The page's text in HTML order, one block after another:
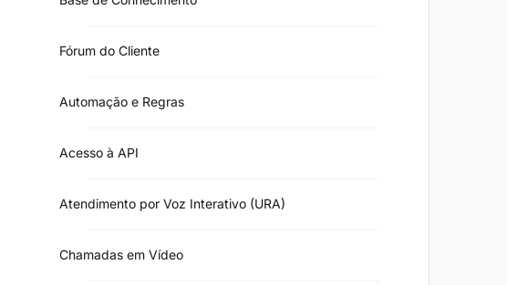
Fórum do Cliente
Automação e Regras
Acesso à API
Atendimento por Voz Interativo (URA)
Chamadas em Vídeo